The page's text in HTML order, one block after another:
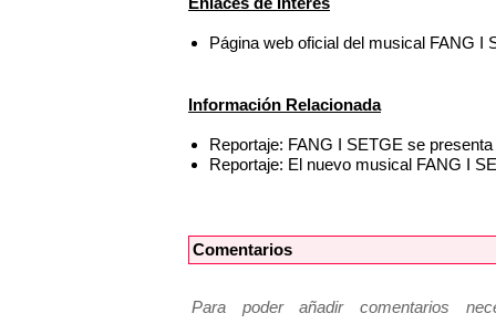
Página web oficial del musical FANG I
Información Relacionada
Reportaje: FANG I SETGE se
Reportaje: El nuevo musical FANG I
Comentarios
Para poder añadir comentarios